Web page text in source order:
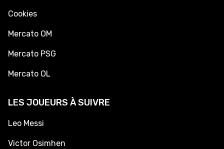
Cookies
Mercato OM
Mercato PSG
Mercato OL
LES JOUEURS À SUIVRE
Leo Messi
Victor Osimhen